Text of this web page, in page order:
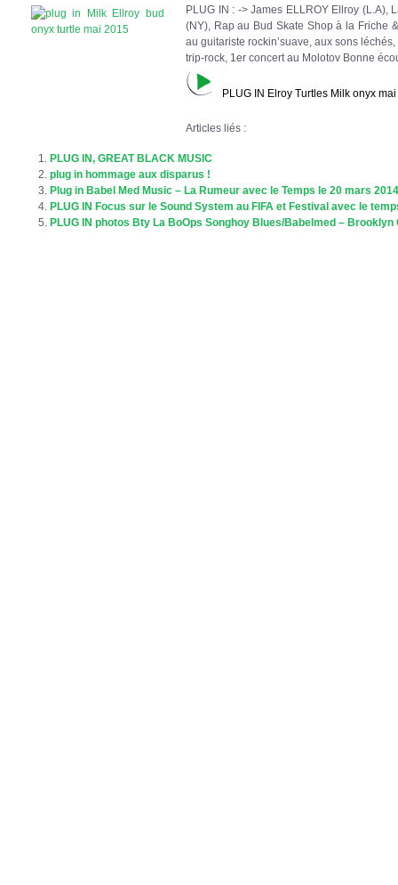
PLUG IN : -> James ELLROY Ellroy (L.A),
(NY), Rap au Bud Skate Shop à la Friche
au guitariste rockin’suave, aux sons
trip-rock, 1er concert au Molotov Bonne
PLUG IN Elroy Turtles Milk onyx
Articles liés :
PLUG IN, GREAT BLACK MUSIC
plug in hommage aux disparus !
Plug in Babel Med Music – La Rumeur avec le Temps le 20 mars
PLUG IN Focus sur le Sound System au FIFA et Festival avec le
PLUG IN photos Bty La BoOps Songhoy Blues/Babelmed – Brooklyn